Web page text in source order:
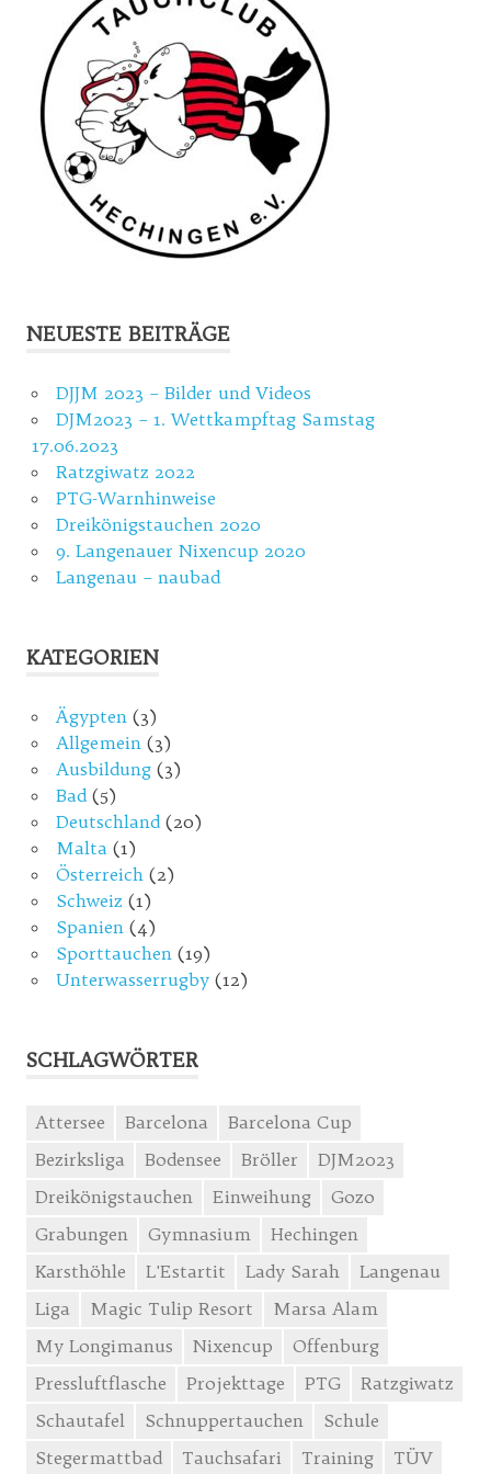
NEUESTE BEITRÄGE
DJJM 2023 – Bilder und Videos
DJM2023 – 1. Wettkampftag Samstag
17.06.2023
Ratzgiwatz 2022
PTG-Warnhinweise
Dreikönigstauchen 2020
9. Langenauer Nixencup 2020
Langenau – naubad
KATEGORIEN
Ägypten (3)
Allgemein (3)
Ausbildung(3)
Bad(5)
Deutschland(20)
Malta (1)
Österreich (2)
Schweiz (1)
Spanien (4)
Sporttauchen (19)
Unterwasserrugby(12)
SCHLAGWÖRTER
Attersee Barcelona
Barcelona Cup
Bezirksliga
Bodensee Bröller
DJM2023
Dreikönigstauchen
Einweihung
Gozo
Grabungen
Gymnasium
Hechingen
Karsthöhle
L'Estartit Lady Sarah
Langenau
Liga
Magic Tulip Resort
Marsa Alam
My Longimanus
Nixencup
Offenburg
Pressluftflasche
Projekttage PTG
Ratzgiwatz
Schautafel
Schnuppertauchen
Schule
Stegermattbad
Tauchsafari Training TÜV